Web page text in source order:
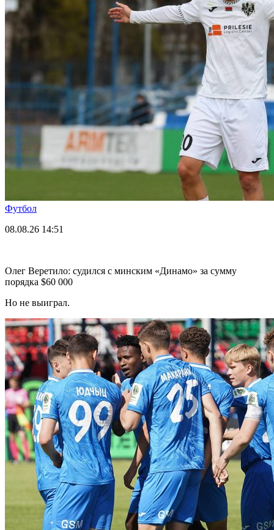
Футбол
08.08.26 14:51
Олег Веретило: судился с минским «Динамо» за сумму
порядка $60 000
Но не выиграл.